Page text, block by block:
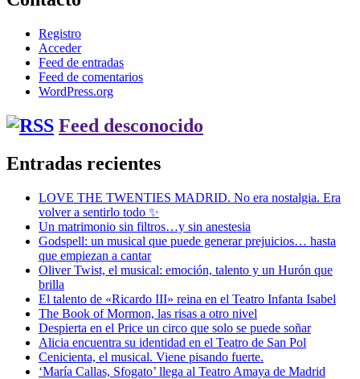
Registro
Acceder
Feed de entradas
Feed de comentarios
WordPress.org
Feed desconocido
Entradas recientes
LOVE THE TWENTIES MADRID. No era nostalgia. Era
volver a sentirlo todo ✨
Un matrimonio sin filtros…y sin anestesia
Godspell: un musical que puede generar prejuicios… hasta
que empiezan a cantar
Oliver Twist, el musical: emoción, talento y un Hurón que
brilla
El talento de «Ricardo III» reina en el Teatro Infanta Isabel
The Book of Mormon, las risas a otro nivel
Despierta en el Price un circo que solo se puede soñar
Alicia encuentra su identidad en el Teatro de San Pol
Cenicienta, el musical. Viene pisando fuerte.
‘María Callas, Sfogato’ llega al Teatro Amaya de Madrid